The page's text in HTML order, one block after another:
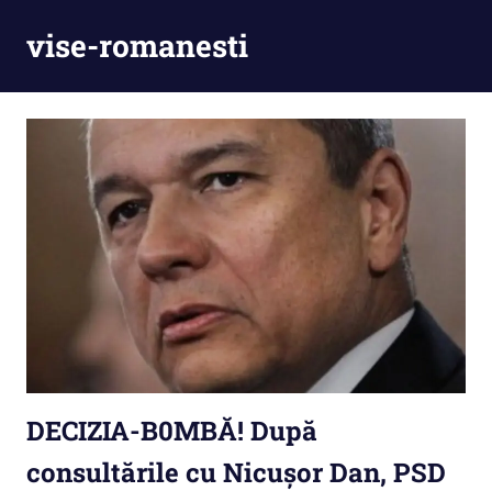
vise-romanesti
DECIZIA-B0MBĂ! După
consultările cu Nicușor Dan, PSD